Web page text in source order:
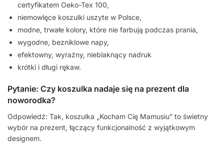
certyfikatem Oeko-Tex 100,
niemowlęce koszulki uszyte w Polsce,
modne, trwałe kolory, które nie farbują podczas prania,
wygodne, bezniklowe napy,
efektowny, wyraźny, nieblaknący nadruk
krótki i długi rękaw.
Pytanie: Czy koszulka nadaje się na prezent dla
noworodka?
Odpowiedź: Tak, koszulka „Kocham Cię Mamusiu” to świetny
wybór na prezent, łączący funkcjonalność z wyjątkowym
designem.